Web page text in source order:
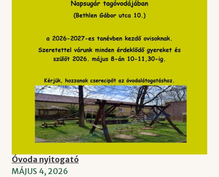
Óvoda nyitogató
MÁJUS 4, 2026